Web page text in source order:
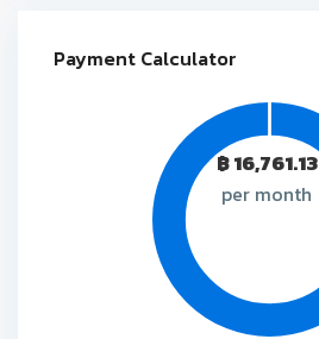
Payment Calculator
฿16,761.13
per month